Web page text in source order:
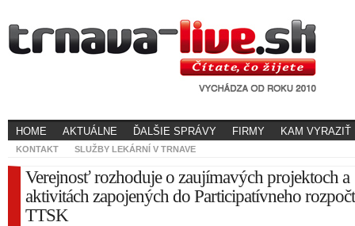
HOME AKTUÁLNE ĎALŠIE SPRÁVY FIRMY KAM VYRAZIŤ
KONTAKT SLUŽBY LEKÁRNÍ V TRNAVE
Verejnosť rozhoduje o zaujímavých projektoch a
aktivitách zapojených do Participatívneho
TTSK